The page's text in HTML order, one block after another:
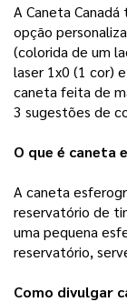
A Caneta
opção
(colorida de um
laser 1x0 (1 cor)
caneta feita de
3 sugestões de
O que é caneta
A caneta
reservatório de
uma pequena
reservatório,
Como divulgar